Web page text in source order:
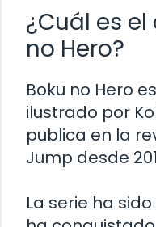
¿Cuál es
no Hero?
Boku no Hero
ilustrado por
publica en la
Jump desde
La serie ha